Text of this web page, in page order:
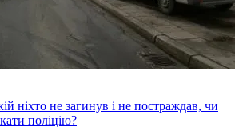
ніхто не загинув і не постраждав, чи
поліцію?